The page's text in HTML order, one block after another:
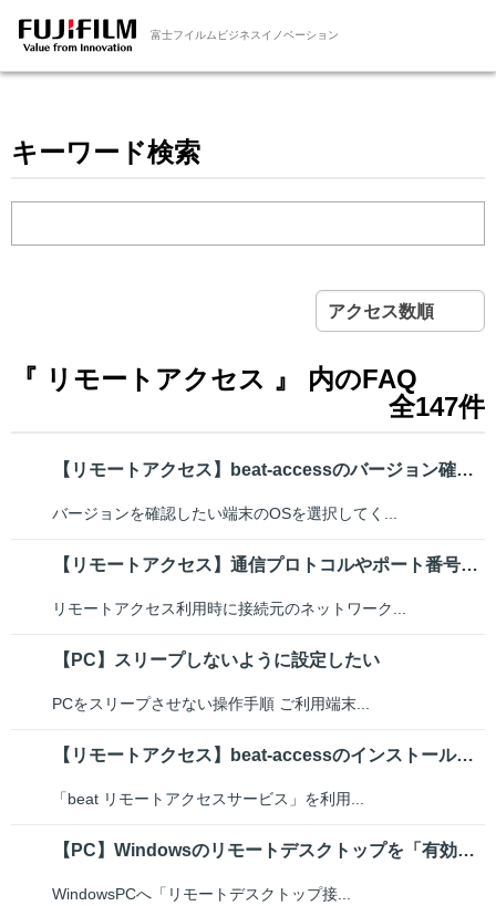
富士フイルムビジネスイノベーション
キーワード検索
アクセス数順
『 リモートアクセス 』 内のFAQ
全147件
【リモートアクセス】beat-accessのバージョン確認と最新バージョン...
バージョンを確認したい端末のOSを選択してく...
【リモートアクセス】通信プロトコルやポート番号について
リモートアクセス利用時に接続元のネットワーク...
【PC】スリープしないように設定したい
PCをスリープさせない操作手順 ご利用端末...
【リモートアクセス】beat-accessのインストール手順
「beat リモートアクセスサービス」を利用...
【PC】Windowsのリモートデスクトップを「有効」にするには
WindowsPCへ「リモートデスクトップ接...